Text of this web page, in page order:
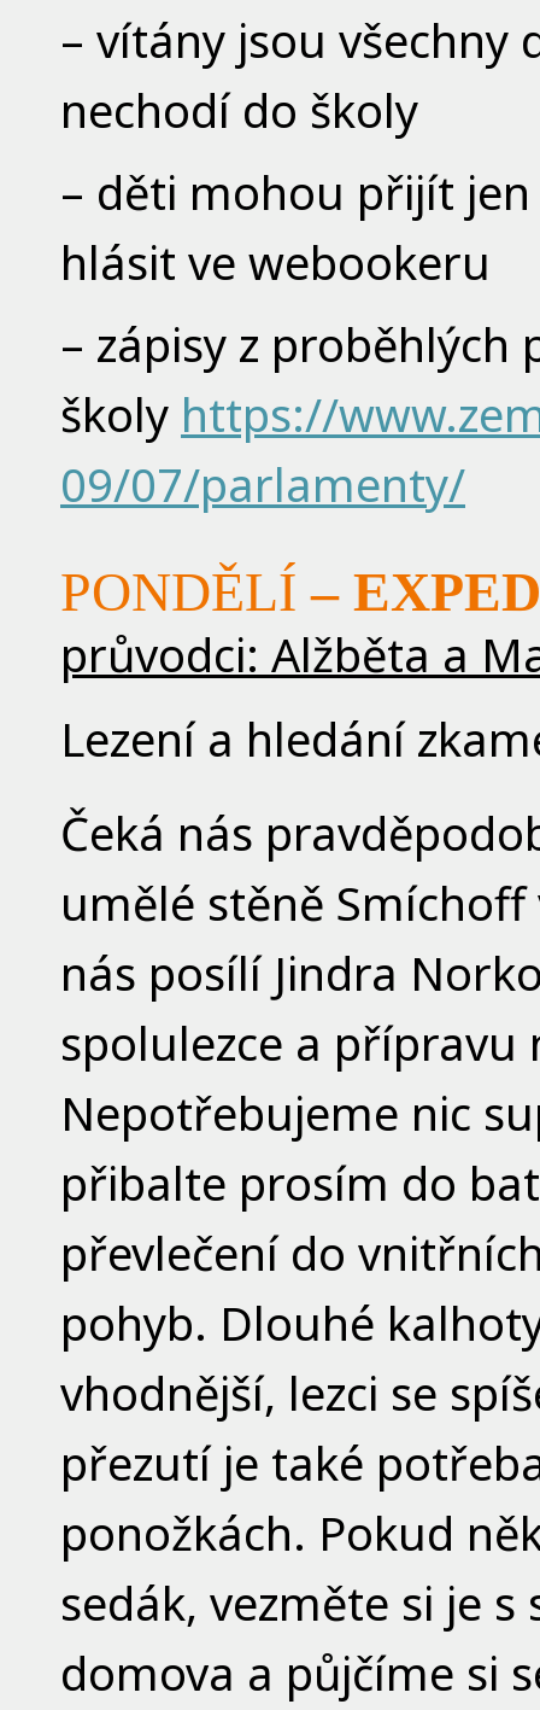
– vítány jsou všechny
nechodí do školy
– děti mohou přijít
hlásit ve webookeru
– zápisy z
školy https://
09/07/parlamenty/
PONDĚLÍ –
průvodci: Alžběta a
Lezení a hledání
Čeká nás
umělé stěně
nás posílí Jindra
spolulezce a přípravu
Nepotřebujeme nic
přibalte prosím do
převlečení do
pohyb. Dlouhé
vhodnější, lezci se
přezutí je také
ponožkách. Pokud
sedák, vezměte si je
domova a půjčíme si